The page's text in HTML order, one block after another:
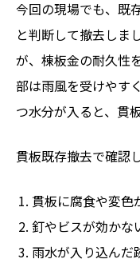
今回の現場でも、既
と判断して撤去しま
が、棟板金の耐久性
部は雨風を受けやす
つ水分が入ると、貫
貫板既存撤去で確認
貫板に腐食や変色
釘やビスが効かな
雨水が入り込んだ